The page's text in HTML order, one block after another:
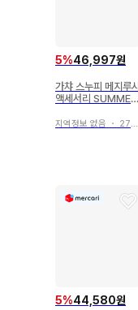
5%46,997원
가챠 스누피 메지루시
액세서리 SUMMER
지역정보 없음 ・ 27일 전
5%44,580원